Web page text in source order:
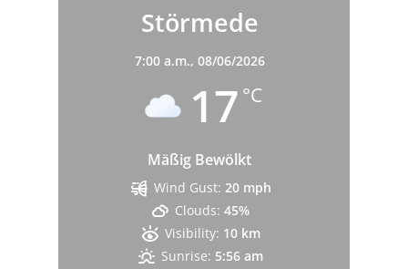
Störmede
7:00 a.m., 08/06/2026
17 °C
Mäßig Bewölkt
Wind Gust: 20 mph
Clouds: 45%
Visibility: 10 km
Sunrise: 5:56 am